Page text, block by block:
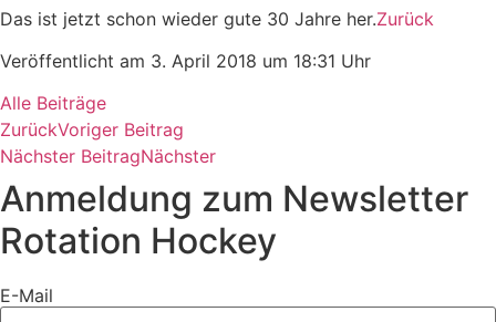
Das ist jetzt schon wieder gute 30 Jahre her.Zurück
Veröffentlicht am 3. April 2018 um 18:31 Uhr
Alle Beiträge
ZurückVoriger Beitrag
Nächster BeitragNächster
Anmeldung zum Newsletter
Rotation Hockey
E-Mail